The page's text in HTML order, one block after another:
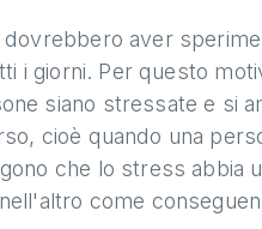
dovrebbero aver
i giorni. Per questo
siano stressate e si
cioè quando una
che lo stress abbia
come